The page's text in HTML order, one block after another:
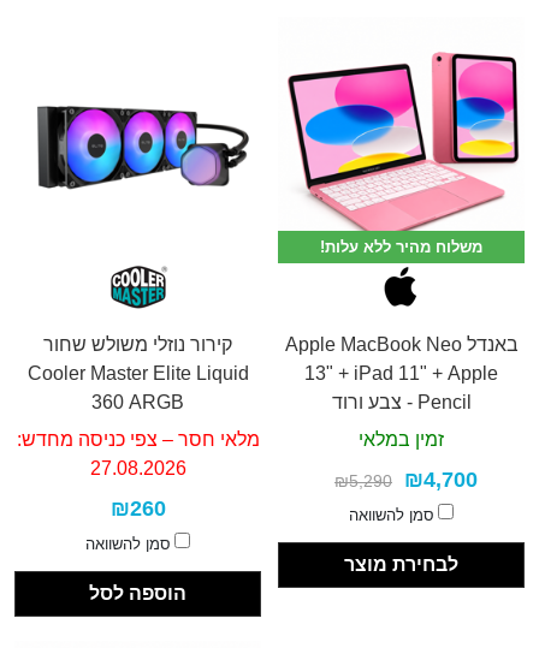
משלוח מהיר ללא עלות!
באנדל Apple MacBook Neo
13" + iPad 11" + Apple
Pencil - צבע ורוד
זמין במלאי
₪5,290 ₪4,700
סמן להשוואה
לבחירת מוצר
קירור נוזלי משולש שחור
Cooler Master Elite Liquid
360 ARGB
מלאי חסר – צפי כניסה מחדש:
27.08.2026
₪260
סמן להשוואה
הוספה לסל